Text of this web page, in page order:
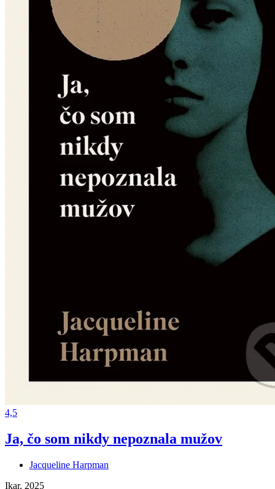
4,5
Ja, čo som nikdy nepoznala mužov
Jacqueline Harpman
Ikar, 2025